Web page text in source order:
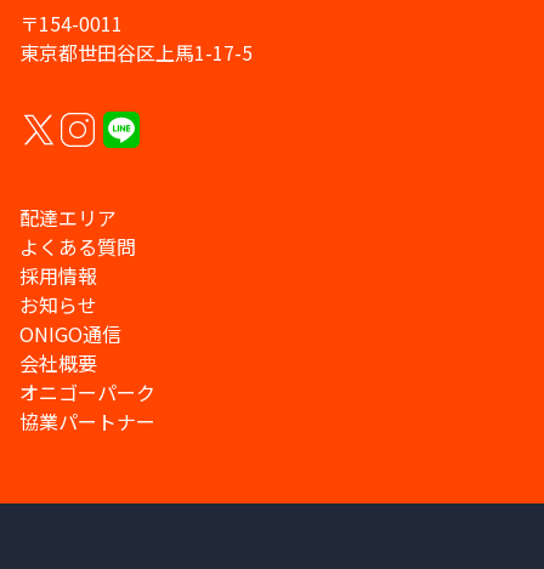
〒154-0011
東京都世田谷区上馬1-17-5
配達エリア
よくある質問
採用情報
お知らせ
ONIGO通信
会社概要
オニゴーパーク
協業パートナー